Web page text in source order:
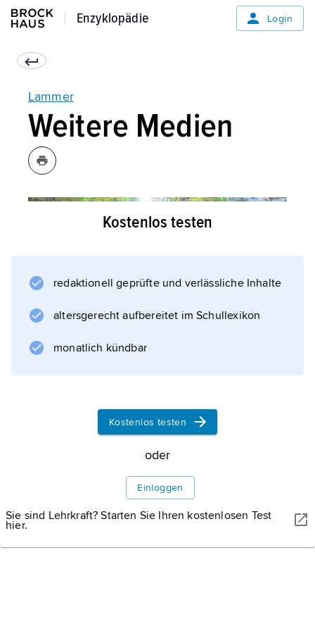
Enzyklopädie
Enzyklopädie Login
Lammer
Weitere Medien
Holzstege und Brücken führen den Besucher sicher an den
tosenden Fluten der Lammerklamm vorbei.
Kostenlos testen
redaktionell geprüfte und verlässliche Inhalte
altersgerecht aufbereitet im Schullexikon
monatlich kündbar
Kostenlos testen
oder
Einloggen
Sie sind Lehrkraft? Starten Sie Ihren kostenlosen Test
hier.